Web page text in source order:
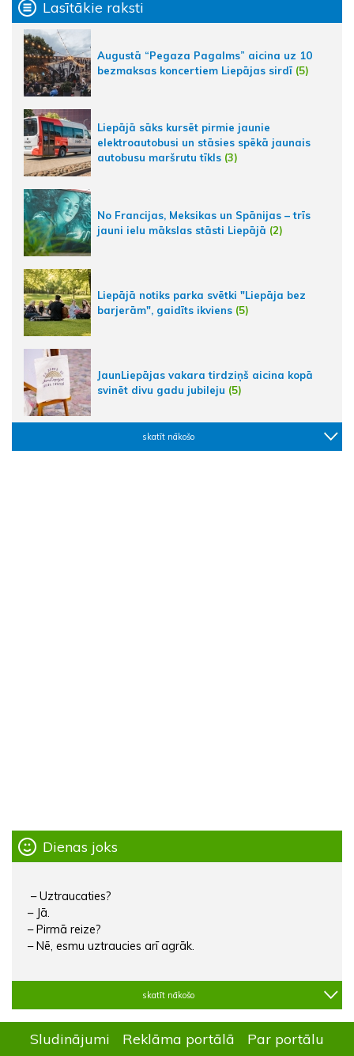
Lasītākie raksti
Augustā “Pegaza Pagalms” aicina uz 10
bezmaksas koncertiem Liepājas sirdī (5)
Liepājā sāks kursēt pirmie jaunie
elektroautobusi un stāsies spēkā jaunais
autobusu maršrutu tīkls (3)
No Francijas, Meksikas un Spānijas – trīs
jauni ielu mākslas stāsti Liepājā (2)
Liepājā notiks parka svētki "Liepāja bez
barjerām", gaidīts ikviens (5)
JaunLiepājas vakara tirdziņš aicina kopā
svinēt divu gadu jubileju (5)
skatīt nākošo
Dienas joks
– Uztraucaties?
– Jā.
– Pirmā reize?
– Nē, esmu uztraucies arī agrāk.
skatīt nākošo
Sludinājumi Reklāma portālā Par portālu